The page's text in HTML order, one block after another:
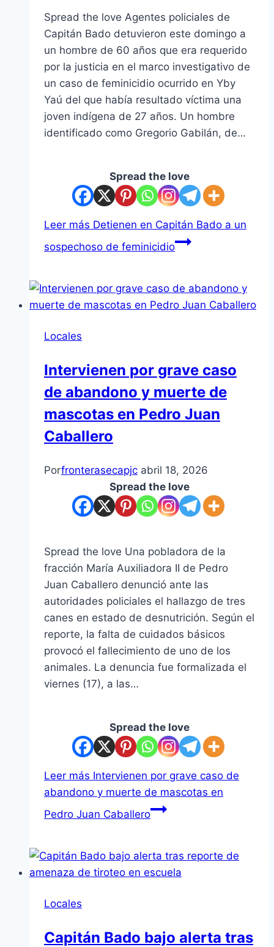
Spread the love Agentes policiales de
Capitán Bado detuvieron este domingo a
un hombre de 60 años que era requerido
por la justicia en el marco investigativo de
un caso de feminicidio ocurrido en Yby
Yaú del que había resultado víctima una
joven indígena de 27 años. Un hombre
identificado como Gregorio Gabilán, de…
Spread the love
Leer más Detienen en Capitán Bado a un
sospechoso de feminicidio
Locales
Intervienen por grave caso
de abandono y muerte de
mascotas en Pedro Juan
Caballero
Porfronterasecapjc abril 18, 2026
Spread the love
Spread the love Una pobladora de la
fracción María Auxiliadora II de Pedro
Juan Caballero denunció ante las
autoridades policiales el hallazgo de tres
canes en estado de desnutrición. Según el
reporte, la falta de cuidados básicos
provocó el fallecimiento de uno de los
animales. La denuncia fue formalizada el
viernes (17), a las…
Spread the love
Leer más Intervienen por grave caso de
abandono y muerte de mascotas en
Pedro Juan Caballero
Locales
Capitán Bado bajo alerta tras